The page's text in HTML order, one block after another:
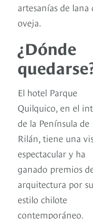
artesanías de lana
oveja.
¿Dónde
El hotel Parque
Quilquico, en el
de la Península de
Rilán, tiene una
espectacular y ha
ganado premios
arquitectura por su
estilo chilote
contemporáneo.